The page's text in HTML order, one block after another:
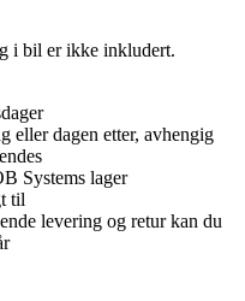
i bil er ikke inkludert.
eller dagen etter, avhengig
Systems lager
til
levering og retur kan du